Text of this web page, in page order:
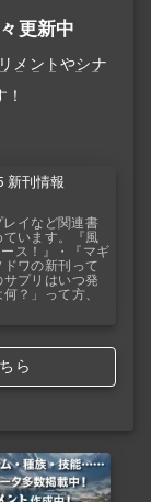
更新中
メントやシナ
新刊情報
イなど関連書
います。『風
ス！』・『マギ
ワの新刊って
プリはいつ発
？」って方、
ら